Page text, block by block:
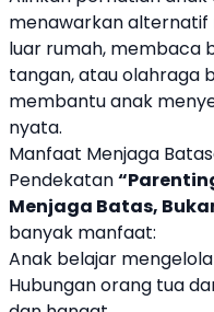
menawarkan
luar rumah, membaca
tangan, atau olahraga
membantu anak
nyata.
Manfaat Menjaga
Pendekatan
Menjaga Batas,
banyak manfaat:
Anak belajar
Hubungan orang tua